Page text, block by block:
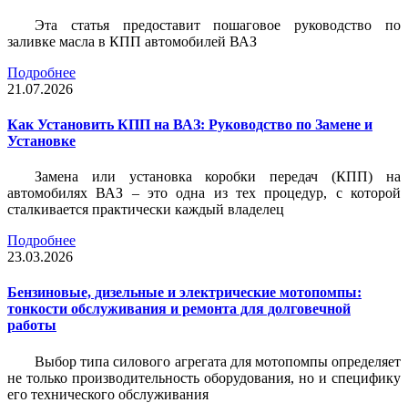
Эта статья предоставит пошаговое руководство по
заливке масла в КПП автомобилей ВАЗ
Подробнее
21.07.2026
Как Установить КПП на ВАЗ: Руководство по Замене и
Установке
Замена или установка коробки передач (КПП) на
автомобилях ВАЗ – это одна из тех процедур, с которой
сталкивается практически каждый владелец
Подробнее
23.03.2026
Бензиновые, дизельные и электрические мотопомпы:
тонкости обслуживания и ремонта для долговечной
работы
Выбор типа силового агрегата для мотопомпы определяет
не только производительность оборудования, но и специфику
его технического обслуживания